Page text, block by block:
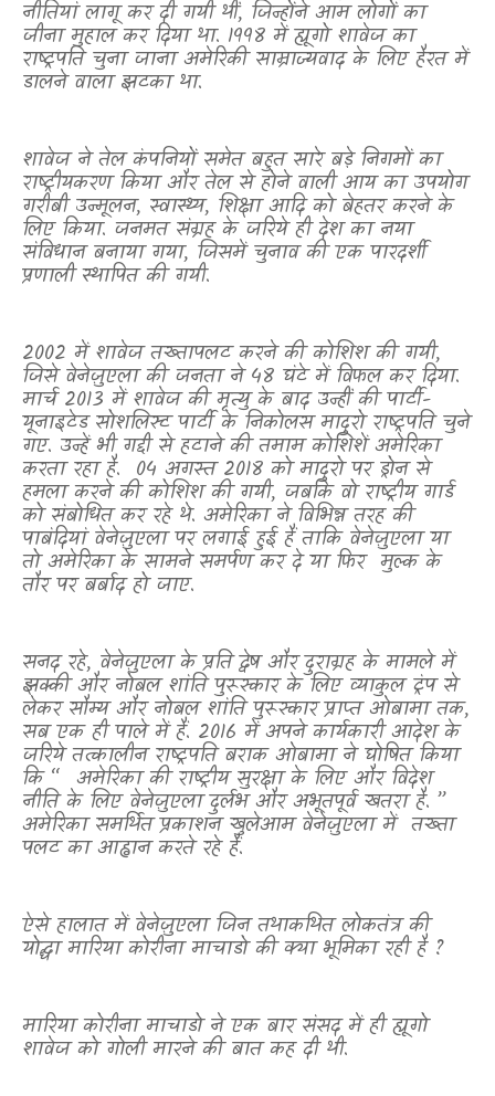
नीतियां लागू कर दी गयी थीं, जिन्होंने आम लोगों का
जीना मुहाल कर दिया था. 1998 में ह्यूगो शावेज का
राष्ट्रपति चुना जाना अमेरिकी साम्राज्यवाद के लिए हैरत में
डालने वाला झटका था.
शावेज ने तेल कंपनियों समेत बहुत सारे बड़े निगमों का
राष्ट्रीयकरण किया और तेल से होने वाली आय का उपयोग
गरीबी उन्मूलन, स्वास्थ्य, शिक्षा आदि को बेहतर करने के
लिए किया. जनमत संग्रह के जरिये ही देश का नया
संविधान बनाया गया, जिसमें चुनाव की एक पारदर्शी
प्रणाली स्थापित की गयी.
2002 में शावेज तख्तापलट करने की कोशिश की गयी,
जिसे वेनेज़ुएला की जनता ने 48 घंटे में विफल कर दिया.
मार्च 2013 में शावेज की मृत्यु के बाद उन्हीं की पार्टी-
यूनाइटेड सोशलिस्ट पार्टी के निकोलस मादुरो राष्ट्रपति चुने
गए. उन्हें भी गद्दी से हटाने की तमाम कोशिशें अमेरिका
करता रहा है. 04 अगस्त 2018 को मादुरो पर ड्रोन से
हमला करने की कोशिश की गयी, जबकि वो राष्ट्रीय गार्ड
को संबोधित कर रहे थे. अमेरिका ने विभिन्न तरह की
पाबंदियां वेनेज़ुएला पर लगाई हुई हैं ताकि वेनेज़ुएला या
तो अमेरिका के सामने समर्पण कर दे या फिर मुल्क के
तौर पर बर्बाद हो जाए.
सनद रहे,वेनेज़ुएला के प्रति द्वेष और दुराग्रह के मामले में
झक्की और नोबल शांति पुरूस्कार के लिए व्याकुल ट्रंप से
लेकर सौम्य और नोबल शांति पुरूस्कार प्राप्त ओबामा तक,
सब एक ही पाले में हैं. 2016 में अपने कार्यकारी आदेश के
जरिये तत्कालीन राष्ट्रपति बराक ओबामा ने घोषित किया
कि “ अमेरिका की राष्ट्रीय सुरक्षा के लिए और विदेश
नीति के लिए वेनेज़ुएला दुर्लभ और अभूतपूर्व खतरा है. ”
अमेरिका समर्थित प्रकाशन खुलेआम वेनेज़ुएला में तख्ता
पलट का आह्वान करते रहे हैं.
ऐसे हालात में वेनेज़ुएला जिन तथाकथित लोकतंत्र की
योद्धा मारिया कोरीना माचाडो की क्या भूमिका रही है ?
मारिया कोरीना माचाडो ने एक बार संसद में ही ह्यूगो
शावेज को गोली मारने की बात कह दी थी.